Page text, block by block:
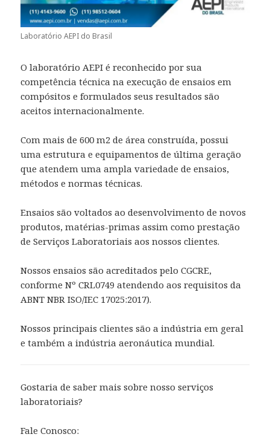
Laboratório AEPI do Brasil
O laboratório AEPI é reconhecido por sua
competência técnica na execução de ensaios em
compósitos e formulados seus resultados são
aceitos internacionalmente.
Com mais de 600 m2 de área construída, possui
uma estrutura e equipamentos de última geração
que atendem uma ampla variedade de ensaios,
métodos e normas técnicas.
Ensaios são voltados ao desenvolvimento de novos
produtos, matérias-primas assim como prestação
de Serviços Laboratoriais aos nossos clientes.
Nossos ensaios são acreditados pelo CGCRE,
conforme Nº CRL0749 atendendo aos requisitos da
ABNT NBR ISO/IEC 17025:2017).
Nossos principais clientes são a indústria em geral
e também a indústria aeronáutica mundial.
Gostaria de saber mais sobre nosso serviços
laboratoriais?
Fale Conosco: